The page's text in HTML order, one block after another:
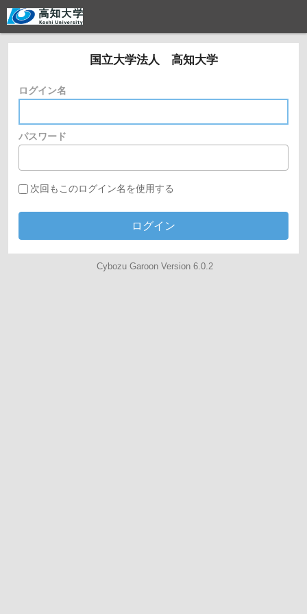
国立大学法人 高知大学
ログイン名
パスワード
次回もこのログイン名を使用する
Cybozu Garoon Version 6.0.2